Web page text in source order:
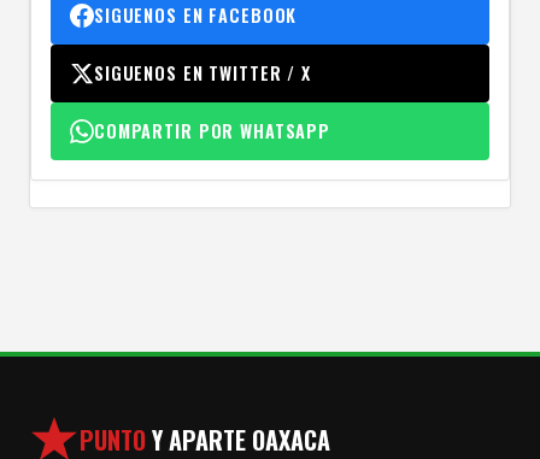
SIGUENOS EN FACEBOOK
SIGUENOS EN TWITTER / X
COMPARTIR POR WHATSAPP
PUNTOY APARTE OAXACA